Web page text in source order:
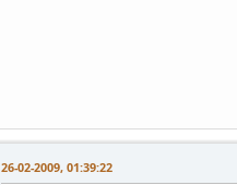
26-02-2009, 01:39:22